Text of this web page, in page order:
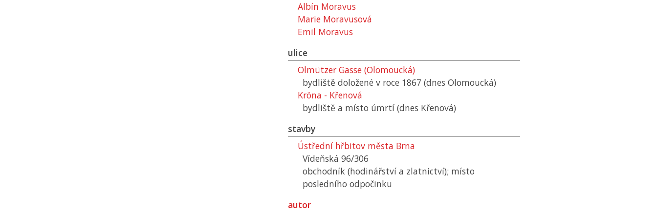
Albín Moravus
Marie Moravusová
Emil Moravus
ulice
Olmützer Gasse (Olomoucká)
bydliště doložené v roce 1867 (dnes Olomoucká)
Kröna - Křenová
bydliště a místo úmrtí (dnes Křenová)
stavby
Ústřední hřbitov města Brna
Vídeňská 96/306
obchodník (hodinářství a zlatnictví); místo
posledního odpočinku
autor